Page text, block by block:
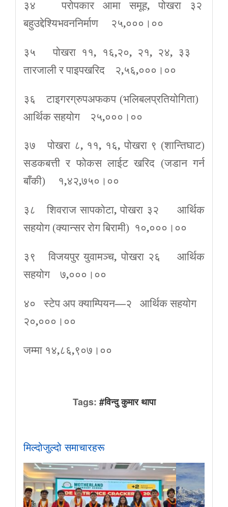
३४ परोपकार आमा समूह,पोखरा ३२
बहुउद्देश्यिभवननिर्माण २५,०००।००
३५ पोखरा ११, १६,२०, २१, २४, ३३
तारजाली र पाइपखरिद २,५६,०००।००
३६ टाइगरग्रुपअफकप (भलिबलप्रतियोगिता)
आर्थिक सहयोग २५,०००।००
३७ पोखरा ८, ११, १६,पोखरा ९ (शान्तिघाट)
सडकबत्ती र फोकस लाईट खरिद (जडान गर्न
बाँकी) १,४२,७५०।००
३८ शिवराज सापकोटा,पोखरा ३२ आर्थिक
सहयोग (क्यान्सर रोग बिरामी) १०,०००।००
३९ विजयपुर युवामञ्च,पोखरा २६ आर्थिक
सहयोग ७,०००।००
४० स्टेप अप क्याम्पियन—२ आर्थिक सहयोग
२०,०००।००
जम्मा १४,८६,९०७।००
Tags: #विन्दु कुमार थापा
मिल्दोजुल्दो समाचारहरू